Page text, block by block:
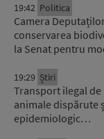
19:42 Politica
Camera
conservarea
la Senat pentru
19:29 Știri
Transport ilegal de
animale dispărute
epidemiologic…